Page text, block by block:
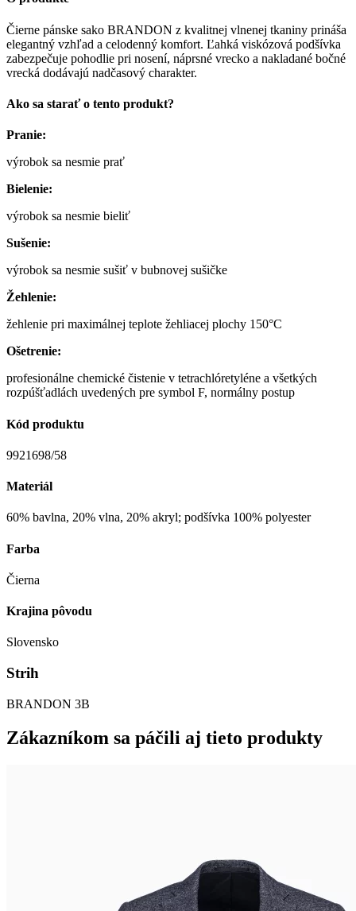
Čierne pánske sako BRANDON z kvalitnej vlnenej tkaniny prináša
elegantný vzhľad a celodenný komfort. Ľahká viskózová podšívka
zabezpečuje pohodlie pri nosení, náprsné vrecko a nakladané bočné
vrecká dodávajú nadčasový charakter.
Ako sa starať o tento produkt?
Pranie:
výrobok sa nesmie prať
Bielenie:
výrobok sa nesmie bieliť
Sušenie:
výrobok sa nesmie sušiť v bubnovej sušičke
Žehlenie:
žehlenie pri maximálnej teplote žehliacej plochy 150°C
Ošetrenie:
profesionálne chemické čistenie v tetrachlóretyléne a všetkých
rozpúšťadlách uvedených pre symbol F, normálny postup
Kód produktu
9921698/58
Materiál
60% bavlna, 20% vlna, 20% akryl; podšívka 100% polyester
Farba
Čierna
Krajina pôvodu
Slovensko
Strih
BRANDON 3B
Zákazníkom sa páčili aj tieto produkty